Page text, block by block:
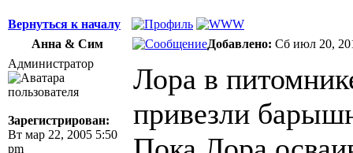
Вернуться к началу
Анна & Сим
Добавлено: Сб июл 20,
Администратор
Зарегистрирован:
Вт мар 22, 2005 5:50
pm
Лора в
привезли